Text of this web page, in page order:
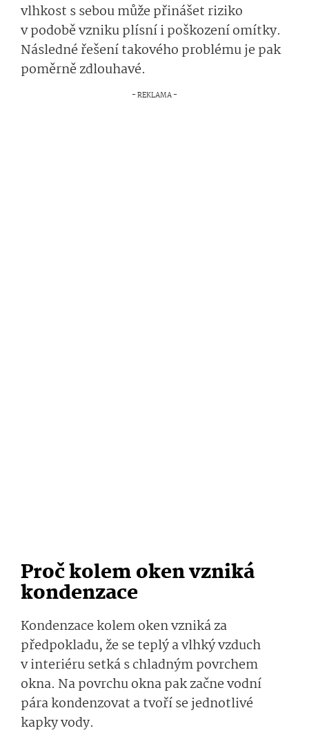
vlhkost s sebou může přinášet riziko
v podobě vzniku plísní i poškození omítky.
Následné řešení takového problému je pak
poměrně zdlouhavé.
Proč kolem oken vzniká
kondenzace
Kondenzace kolem oken vzniká za
předpokladu, že se teplý a vlhký vzduch
v interiéru setká s chladným povrchem
okna. Na povrchu okna pak začne vodní
pára kondenzovat a tvoří se jednotlivé
kapky vody.